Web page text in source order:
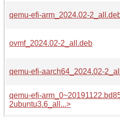
qemu-efi-arm_2024.02-
ovmf_2024.02-2_all.deb
qemu-efi-aarch64_2024.02-
qemu-efi-
2ubuntu3.6_all...>